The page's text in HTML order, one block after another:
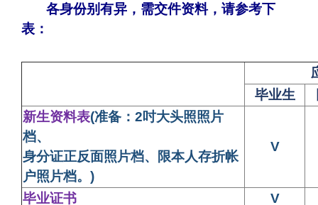
各身份别有异，需交件资料，请参考下
表：
毕业生
新生资料表(准备：2吋大头照照片
档、
身分证正反面照片档、限本人存折帐
户照片档。)
V
毕业证书 V